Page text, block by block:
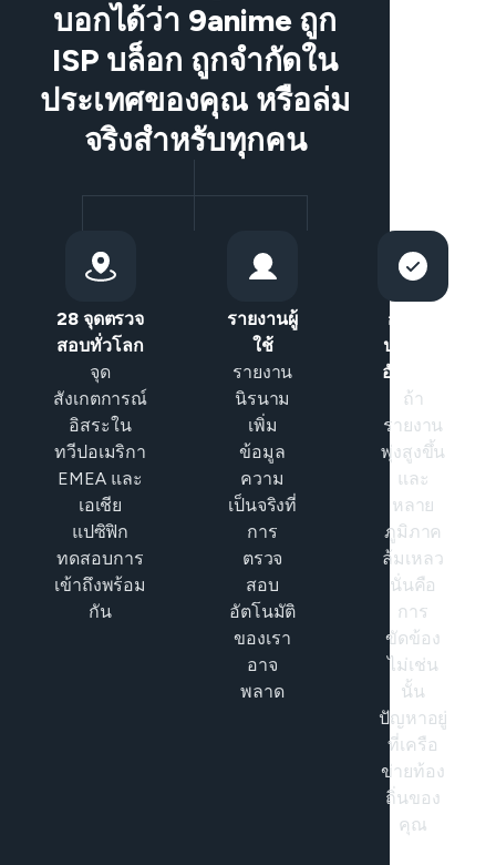
บอกได้ว่า 9anime ถูก
ISP บล็อก ถูกจำกัดใน
ประเทศของคุณ หรือล่ม
จริงสำหรับทุกคน
28 จุดตรวจ
สอบทั่วโลก
จุด
สังเกตการณ์
อิสระใน
ทวีปอเมริกา
EMEA และ
เอเชีย
แปซิฟิก
ทดสอบการ
เข้าถึงพร้อม
กัน
รายงานผู้
ใช้
รายงาน
นิรนาม
เพิ่ม
ข้อมูล
ความ
เป็นจริงที่
การ
ตรวจ
สอบ
อัตโนมัติ
ของเรา
อาจ
พลาด
การจัด
ประเภท
อัจฉริยะ
ถ้า
รายงาน
พุ่งสูงขึ้น
และ
หลาย
ภูมิภาค
ล้มเหลว
นั่นคือ
การ
ขัดข้อง
ไม่เช่น
นั้น
ปัญหาอยู่
ที่เครือ
ข่ายท้อง
ถิ่นของ
คุณ